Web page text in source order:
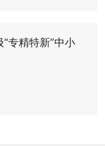
专精特新”中小